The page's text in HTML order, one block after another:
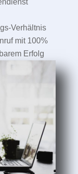
Verhältnis
mit 100%
Erfolg